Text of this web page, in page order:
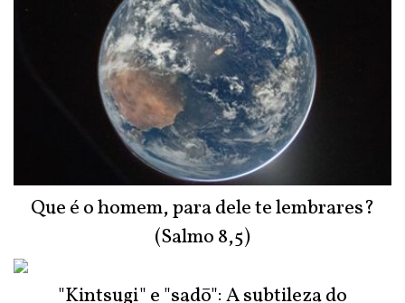
Que é o homem, para dele te lembrares?
(Salmo 8,5)
"Kintsugi" e "sadō": A subtileza do